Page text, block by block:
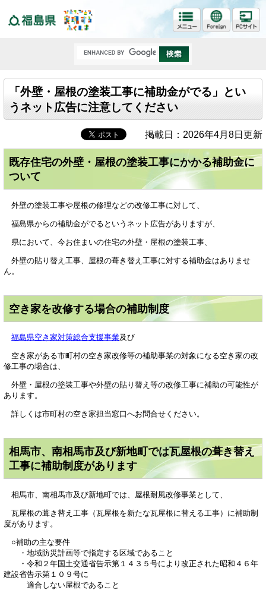
「外壁・屋根の塗装工事に補助金がでる」とい
うネット広告に注意してください
掲載日：2026年4月8日更新
既存住宅の外壁・屋根の塗装工事にかかる補助金に
ついて
外壁の塗装工事や屋根の修理などの改修工事に対して、
福島県からの補助金がでるというネット広告がありますが、
県において、今お住まいの住宅の外壁・屋根の塗装工事、
外壁の貼り替え工事、屋根の葺き替え工事に対する補助金はありませ
ん。
空き家を改修する場合の補助制度
福島県空き家対策総合支援事業及び
空き家がある市町村の空き家改修等の補助事業の対象になる空き家の改
修工事の場合は、
外壁・屋根の塗装工事や外壁の貼り替え等の改修工事に補助の可能性が
あります。
詳しくは市町村の空き家担当窓口へお問合せください。
相馬市、南相馬市及び新地町では瓦屋根の葺き替え
工事に補助制度があります
相馬市、南相馬市及び新地町では、屋根耐風改修事業として、
瓦屋根の葺き替え工事（瓦屋根を新たな瓦屋根に替える工事）に補助制
度があります。
○補助の主な要件
・地域防災計画等で指定する区域であること
・令和２年国土交通省告示第１４３５号により改正された昭和４６年
建設省告示第１０９号に
適合しない屋根であること